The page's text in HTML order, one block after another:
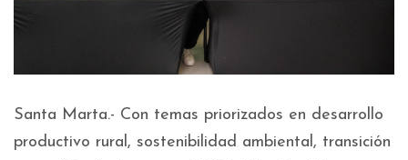
Santa Marta.- Con temas priorizados en desarrollo
productivo rural, sostenibilidad ambiental, transición